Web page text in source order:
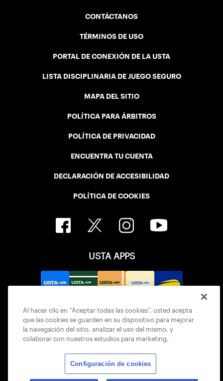
CONTÁCTANOS
TÉRMINOS DE USO
PORTAL DE CONEXIÓN DE LA USTA
LISTA DISCIPLINARIA DE JUEGO SEGURO
MAPA DEL SITIO
POLÍTICA PARA ÁRBITROS
POLÍTICA DE PRIVACIDAD
ENCUENTRA TU CUENTA
DECLARACIÓN DE ACCESIBILIDAD
POLÍTICA DE COOKIES
USTA APPS
© 2026 USTA ALL RIGHTS RESERVED
Al hacer clic en “Aceptar todas las cookies”, usted acepta
que las cookies se guarden en su dispositivo para mejorar
la navegación del sitio, analizar el uso del mismo, y
colaborar con nuestros estudios para marketing.
Configuración de cookies